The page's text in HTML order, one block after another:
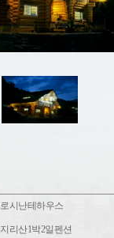
로시난테하우스
지리산1박2일펜션